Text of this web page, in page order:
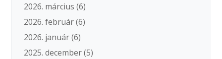
2026. március (6)
2026. február(6)
2026. január(6)
2025. december(5)